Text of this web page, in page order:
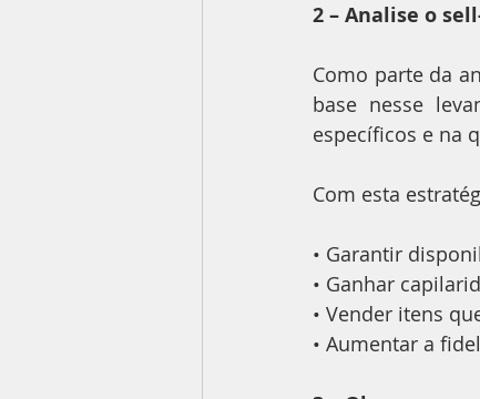
2 – Analise o
Como parte da
base nesse
específicos e na
Com esta
• Garantir
• Ganhar
• Vender itens
• Aumentar a